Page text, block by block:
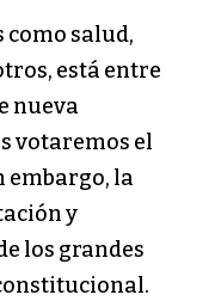
como salud,
está entre
nueva
votaremos el
embargo, la
y
los grandes